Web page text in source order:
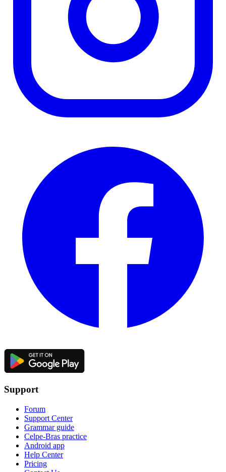
Support
Forum
Support Center
Grammar guide
Celpe-Bras practice
Android app
Help Center
Pricing